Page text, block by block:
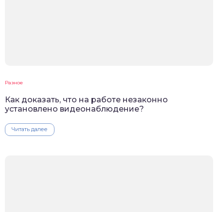
Разное
Как доказать, что на работе незаконно
установлено видеонаблюдение?
Читать далее